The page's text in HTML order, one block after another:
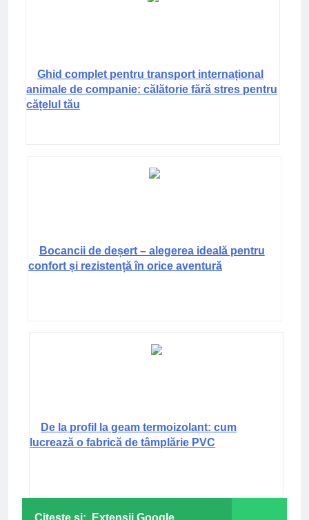
Ghid complet pentru transport internațional
animale de companie: călătorie fără stres pentru
cățelul tău
Bocancii de deșert – alegerea ideală pentru
confort și rezistență în orice aventură
De la profil la geam termoizolant: cum
lucrează o fabrică de tâmplărie PVC
Citeste si:
Extensii Google